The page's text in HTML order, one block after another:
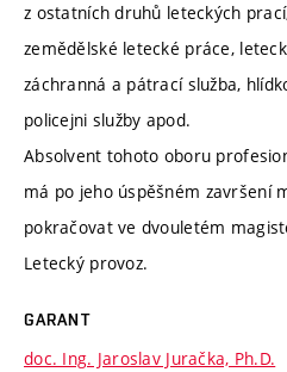
z ostatních druhů leteckých
zemědělské letecké práce,
záchranná a pátrací služba,
policejni služby apod.
Absolvent tohoto oboru
má po jeho úspěšném završení
pokračovat ve dvouletém
Letecký provoz.
GARANT
doc. Ing. Jaroslav Juračka, Ph.D.